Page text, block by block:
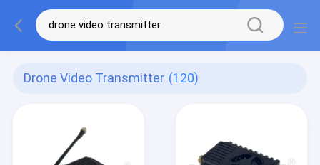
Drone Video Transmitter (120)